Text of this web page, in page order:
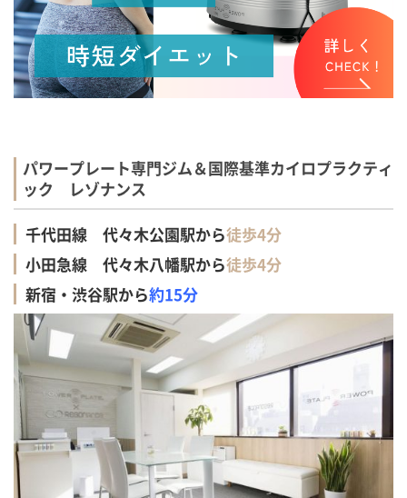
パワープレート専門ジム＆国際基準カイロプラクティ
ック レゾナンス
千代田線 代々木公園駅から徒歩4分
小田急線 代々木八幡駅から徒歩4分
新宿・渋谷駅から約15分